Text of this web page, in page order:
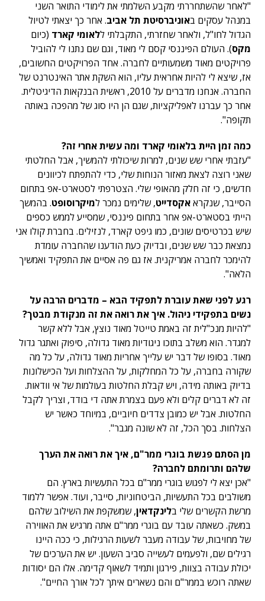
"לאחר שהשתחררתי מקבע השלמתי את לימודי התואר השני
במנהל עסקים באוניברסיטת תל אביב. אחר כך יצאתי לטיול
הגדול לחו"ל, ולאחר שחזרתי, התקבלתי ללאומי קארד (כיום
מקס). העולם הפיננסי קסם לי מאוד, וגם שם נתנו לי להוביל
פרויקטים מאוד משמעותיים לחברה. אחד הפרויקטים החשובים,
אז, שיצא לי להיות אחראית עליו, הוא השקת אתר האינטרנט של
החברה. אנחנו מדברים על 2010, ראשית הבנקאות הדיגיטלית.
אחר כך עברנו לאפליקציות, שגם הן היו סוג של מהפכה באותה
תקופה".
כמה זמן היית בלאומי קארד ומה עשית אחרי זה?
"עזבתי אחרי שש שנים, למרות שיכולתי להמשיך, אבל החלטתי
שאני רוצה לצאת מאזור הנוחות שלי, כדי להתפתח לכיוונים
חדשים, כי זה חלק מהאופי שלי. הצטרפתי לסטארט-אפ בתחום
הסייבר, שנקראאקסדייט, שלימים נמכר למיקרוסופט. בהמשך
הייתי בסטארט-אפ אחר בתחום פיננסי, שמסייע לממש כספים
שיש בכרטיסים שונים, כמו גיפט קארד, לנזילים. בחברת קולו אני
נמצאת כבר שש שנים, ובדיוק כעת הודענו שהחברה עומדת
להימכר לחברה אמריקנית. אז גם פה אסיים את התפקיד ואמשיך
הלאה".
רגע לפני שאת עוברת לתפקיד הבא – מדברים הרבה על
נשים בתפקידי ניהול. איך את רואה את זה מנקודת מבטך?
"להיות מנכ"לית זה באמת טייטל מאוד נוצץ, אבל ללא קשר
למגדר. הוא משלב בתוכו ניגודיות מאוד גדולה, סיפוק ואתגר גדול
מאוד. בסופו של דבר יש עלייך אחריות מאוד גדולה, על כל מה
שקורה בחברה, על כל המחלקות, על ההצלחות ועל הכישלונות
בדיוק באותה מידה, ויש קבלת החלטות בעולמות של אי וודאות.
זה לא דברים קלים ולא פעם בצמרת אתה די בודד, וצריך לקבל
החלטות. אבל יש כמובן צדדים חיוביים, במיוחד כאשר יש
הצלחות. בסך הכל, זה לא שונה מגבר".
מן הסתם פגשת בוגרי ממר"ם, איך את רואה את הערך
שלהם ותרומתם לחברה?
"אכן יצא לי לפגוש בוגרי ממר"ם בכל התעשיות בארץ. הם
משולבים בכל התעשיות, הביטחוניות, סייבר, ועוד. אפשר ללמוד
מרשת הקשרים שלי בלינקדאין, שמשקפת את השילוב שלהם
במשק. כשאתה עובד עם בוגרי ממר"ם אתה מרגיש את האווירה
של מחויבות, של עבודה מעבר לשעות הרגילות, כי ככה היינו
רגילים שם, ולפעמים לעשייה סביב השעון. יש את הערכים של
יכולת עבודה בצוות, פירגון ותמיד לשאוף קדימה. אלו הם יסודות
שאתה רוכש בממר"ם והם נשארים איתך לכל אורך החיים".